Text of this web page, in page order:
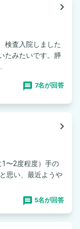
navigate_next
検査入院しました
たみたいです。膵
7名が回答
navigate_next
〜2度程度）手の
思い、最近ようや
5名が回答